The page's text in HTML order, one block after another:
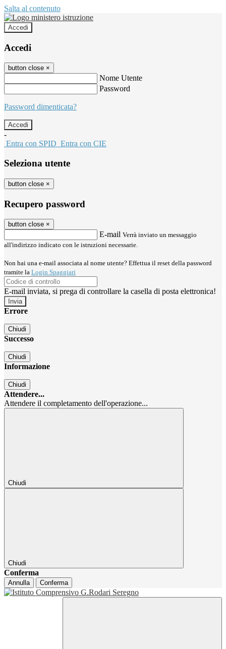
Salta al contenuto
Accedi
Accedi
button close ×
Nome Utente
Password
Password dimenticata?
-
Entra con SPID Entra con CIE
Seleziona utente
button close ×
Recupero password
button close ×
E-mail Verrà inviato un messaggio
all'indirizzo indicato con le istruzioni necessarie.
Non hai una e-mail associata al nome utente? Effettua il reset della password
tramite la Login Spaggiari
E-mail inviata, si prega di controllare la casella di posta elettronica!
Errore
Chiudi
Successo
Chiudi
Informazione
Chiudi
Attendere...
Attendere il completamento dell'operazione...
Chiudi
Chiudi
Conferma
Annulla Conferma